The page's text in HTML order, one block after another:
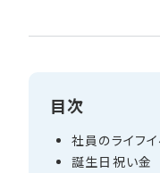
目次
社員の​ライフ
誕生日祝い​金